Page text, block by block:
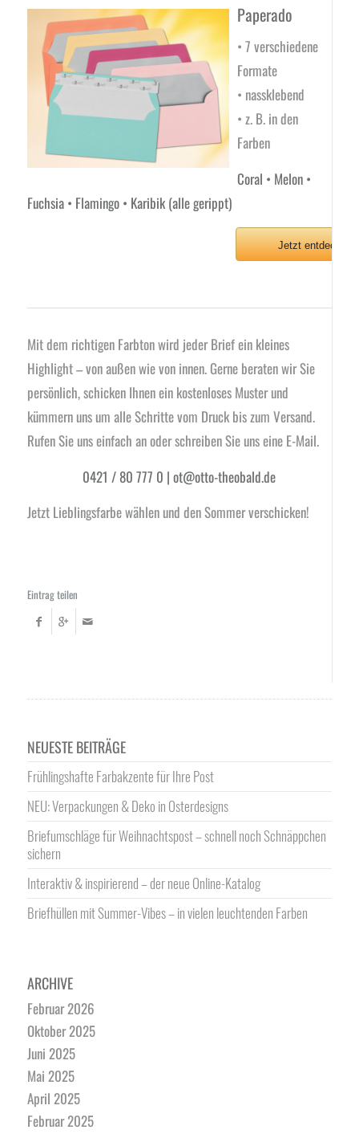
Paperado
• 7 verschiedene
Formate
• nassklebend
• z. B. in den
Farben
Coral • Melon •
Fuchsia • Flamingo • Karibik (alle gerippt)
Jetzt entdecken
Mit dem richtigen Farbton wird jeder Brief ein kleines
Highlight – von außen wie von innen. Gerne beraten wir Sie
persönlich, schicken Ihnen ein kostenloses Muster und
kümmern uns um alle Schritte vom Druck bis zum Versand.
Rufen Sie uns einfach an oder schreiben Sie uns eine E-Mail.
0421 / 80 777 0 | ot@otto-theobald.de
Jetzt Lieblingsfarbe wählen und den Sommer verschicken!
Eintrag teilen
NEUESTE BEITRÄGE
Frühlingshafte Farbakzente für Ihre Post
NEU: Verpackungen & Deko in Osterdesigns
Briefumschläge für Weihnachtspost – schnell noch Schnäppchen
sichern
Interaktiv & inspirierend – der neue Online-Katalog
Briefhüllen mit Summer-Vibes – in vielen leuchtenden Farben
ARCHIVE
Februar 2026
Oktober 2025
Juni 2025
Mai 2025
April 2025
Februar 2025